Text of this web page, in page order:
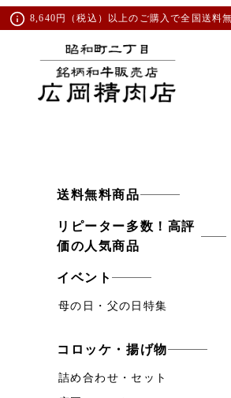
8,640円（税込）以上のご購入で全国送料無
送料無料商品
リピーター多数！高評
価の人気商品
イベント
母の日・父の日特集
コロッケ・揚げ物
詰め合わせ・セット